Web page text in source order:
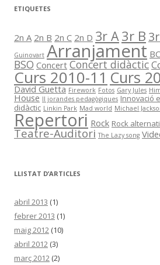
r
i
d
l
s
a
r
t
i
c
l
e
s
ETIQUETES
2n A 2n B 2n C 2n D 3r A3r B
Guinovart Arranjament
BSO Concert Concert didàctic
Curs 2010-11 Curs
David Guetta Firework Fotos Gary Jules
House II jorandes pedagògiques Innovació
didàctic Linkin Park Mad world Michael
Repertori Rock Rock
Teatre-Auditori The Lazy song
LLISTAT D’ARTICLES
abril 2013 (1)
febrer 2013 (1)
maig 2012 (10)
abril 2012 (3)
març 2012 (2)